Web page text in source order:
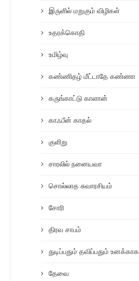
இருளில் மறுகும் விழிகள்
உதரக்கொதி
உமிழ்வு
கண்ணிதழ் மீட்டாதே கண்ணா
கருங்காட்டு காளான்
காஃபீன் காதல்
குளிறு
சாரலில் நனையவா
சொல்லாத சுவாரசியம்
சோரி
திரவ சாபம்
துடிப்பதும் தவிப்பதும் உனக்காக
தேவை